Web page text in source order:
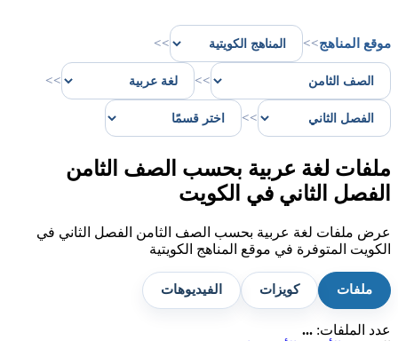
موقع المناهج>>
>>
>>
>>
>>
ملفات لغة عربية بحسب الصف الثامن
الفصل الثاني في الكويت
عرض ملفات لغة عربية بحسب الصف الثامن الفصل الثاني في
الكويت المتوفرة في موقع المناهج الكويتية
ملفات كويزات الفيديوهات
عدد الملفات: ...